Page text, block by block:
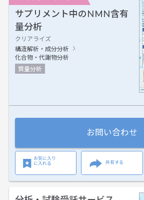
サプリメント中のNMN含有
量分析
クリアライズ
構造解析・成分分析
化合物・代謝物分析
質量分析
お問い合わせ
お気に入り
に入れる
共有する